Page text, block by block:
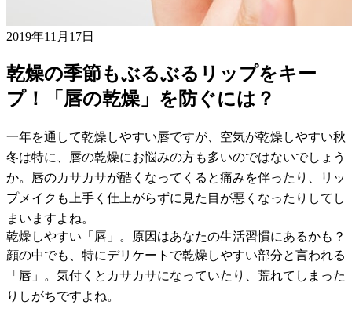
2019年11月17日
乾燥の季節もぶるぶるリップをキー
プ！「唇の乾燥」を防ぐには？
一年を通して乾燥しやすい唇ですが、空気が乾燥しやすい秋
冬は特に、唇の乾燥にお悩みの方も多いのではないでしょう
か。唇のカサカサが酷くなってくると痛みを伴ったり、リッ
プメイクも上手く仕上がらずに見た目が悪くなったりしてし
まいますよね。
乾燥しやすい「唇」。原因はあなたの生活習慣にあるかも？
顔の中でも、特にデリケートで乾燥しやすい部分と言われる
「唇」。気付くとカサカサになっていたり、荒れてしまった
りしがちですよね。